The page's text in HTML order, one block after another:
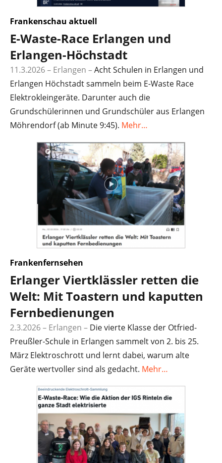
Frankenschau aktuell
E-Waste-Race Erlangen und
Erlangen-Höchstadt
11.3.2026 – Erlangen –Acht Schulen in Erlangen und
Erlangen Höchstadt sammeln beim E-Waste Race
Elektrokleingeräte. Darunter auch die
Grundschülerinnen und Grundschüler aus Erlangen
Möhrendorf (ab Minute 9:45). Mehr…
Frankenfernsehen
Erlanger Viertklässler retten die
Welt: Mit Toastern und kaputten
Fernbedienungen
2.3.2026 – Erlangen – Die vierte Klasse der Otfried-
Preußler-Schule in Erlangen sammelt von 2. bis 25.
März Elektroschrott und lernt dabei, warum alte
Geräte wertvoller sind als gedacht. Mehr…